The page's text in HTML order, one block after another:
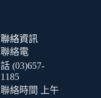
聯絡資訊
聯絡電
話 (03)657-
1185
聯絡時間 上午